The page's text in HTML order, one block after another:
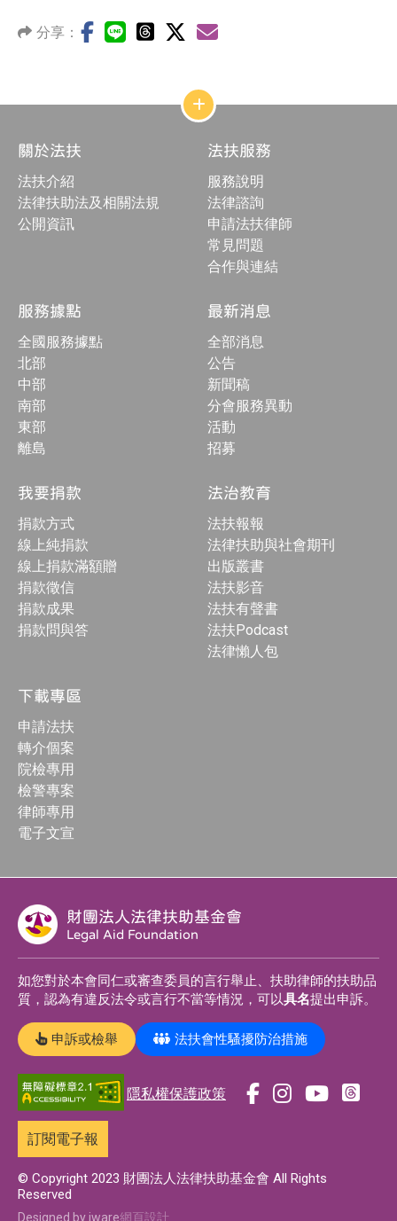
分享：
網
站
結
構
合
按
鈕
關於法扶
法扶介紹
法律扶助法及相關法規
公開資訊
法扶服務
服務說明
法律諮詢
申請法扶律師
常見問題
合作與連結
服務據點
全國服務據點
北部
中部
南部
東部
離島
最新消息
全部消息
公告
新聞稿
分會服務異動
活動
招募
我要捐款
捐款方式
線上純捐款
線上捐款滿額贈
捐款徵信
捐款成果
捐款問與答
法治教育
法扶報報
法律扶助與社會期刊
出版叢書
法扶影音
法扶有聲書
法扶Podcast
法律懶人包
下載專區
申請法扶
轉介個案
院檢專用
檢警專案
律師專用
電子文宣
財團法人法律扶助基金會
Legal Aid Foundation
如您對於本會同仁或審查委員的言行舉止、扶助律師的扶助品
質，認為有違反法令或言行不當等情況，可以具名提出申訴。
申訴或檢舉 法扶會性騷擾防治措施
隱私權保護政策
a
n
o
訂閱電子報
© Copyright 2023 財團法人法律扶助基金會 All Rights
Reserved
Designed by iware網頁設計